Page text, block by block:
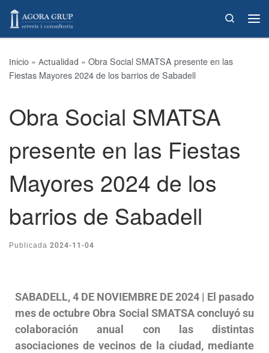
Skip to content Search
Inicio » Actualidad » Obra Social SMATSA presente en las
Fiestas Mayores 2024 de los barrios de Sabadell
Obra Social SMATSA
presente en las Fiestas
Mayores 2024 de los
barrios de Sabadell
Publicada 2024-11-04
SABADELL, 4 DE NOVIEMBRE DE 2024 | El pasado
mes de octubre Obra Social SMATSA concluyó su
colaboración anual con las distintas
asociaciones de vecinos de la ciudad, mediante